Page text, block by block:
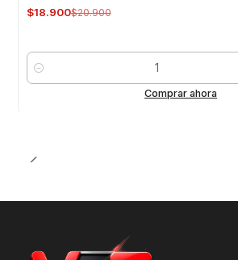
$18.900$20.900
Cantidad
Comprar ahora